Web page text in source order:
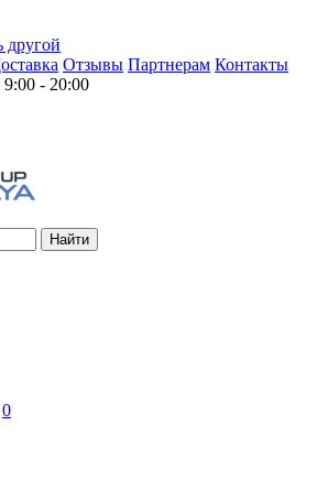
другой
Отзывы Партнерам Контакты
- 20:00
Найти
0